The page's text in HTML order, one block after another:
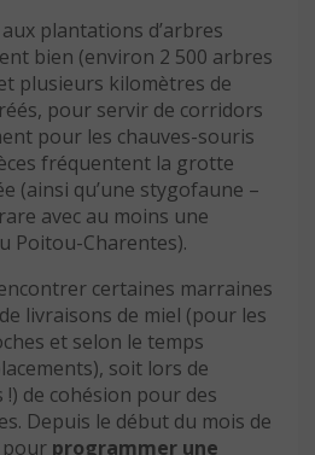
plantations d’arbres
bien (environ 2 500 arbres
plusieurs kilomètres de
pour servir de corridors
pour les chauves-souris
fréquentent la grotte
(ainsi qu’une stygofaune –
avec au moins une
Poitou-Charentes).
certaines marraines
livraisons de miel (pour les
et selon le temps
soit lors de
de cohésion pour des
Depuis le début du mois de
pour programmer une